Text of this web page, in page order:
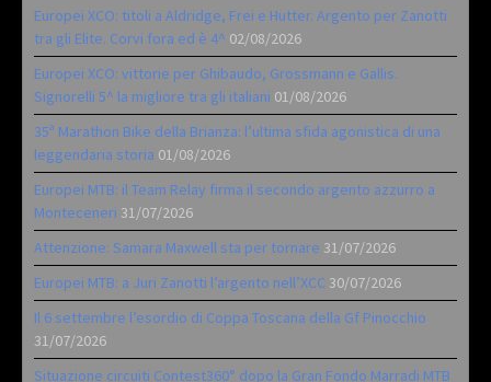
Europei XCO: titoli a Aldridge, Frei e Hutter. Argento per Zanotti
tra gli Elite. Corvi fora ed è 4^ 02/08/2026
Europei XCO: vittorie per Ghibaudo, Grossmann e Gallis.
Signorelli 5^ la migliore tra gli italiani 01/08/2026
35ª Marathon Bike della Brianza: l’ultima sfida agonistica di una
leggendaria storia 01/08/2026
Europei MTB: il Team Relay firma il secondo argento azzurro a
Monteceneri 31/07/2026
Attenzione: Samara Maxwell sta per tornare 31/07/2026
Europei MTB: a Juri Zanotti l’argento nell’XCC 30/07/2026
Il 6 settembre l’esordio di Coppa Toscana della Gf Pinocchio
31/07/2026
Situazione circuiti Contest360° dopo la Gran Fondo Marradi MTB